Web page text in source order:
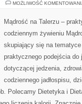
MOŻLIWOŚĆ
Mądrość na Talerzu –
codziennym żywieniu
skupiający się na
praktycznego podejścia do
dotyczącej jedzenia,
codziennego jadłospisu,
Polecamy Dietetyka i